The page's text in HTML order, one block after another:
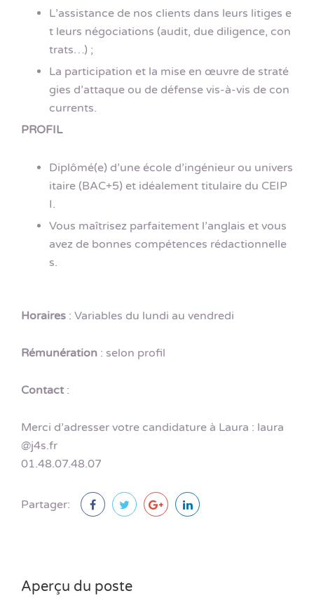
L’assistance de nos clients dans leurs litiges e
t leurs négociations (audit, due diligence, con
trats…) ;
La participation et la mise en œuvre de straté
gies d’attaque ou de défense vis-à-vis de con
currents.
PROFIL
Diplômé(e) d’une école d’ingénieur ou univers
itaire (BAC+5) et idéalement titulaire du CEIP
I.
Vous maîtrisez parfaitement l’anglais et vous
avez de bonnes compétences rédactionnelle
s.
Horaires : Variables du lundi au vendredi
Rémunération : selon profil
Contact:
Merci d’adresser votre candidature à Laura : laura
@j4s.fr
01.48.07.48.07
Partager:
Aperçu du poste